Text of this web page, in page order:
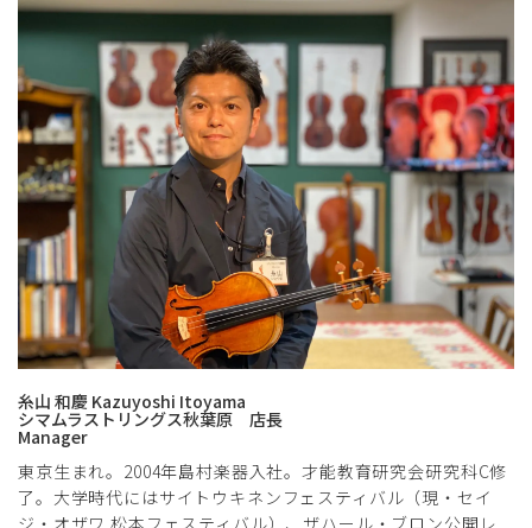
糸山 和慶 Kazuyoshi Itoyama
シマムラストリングス秋葉原 店長
Manager
東京生まれ。2004年島村楽器入社。才能教育研究会研究科C修
了。大学時代にはサイトウキネンフェスティバル（現・セイ